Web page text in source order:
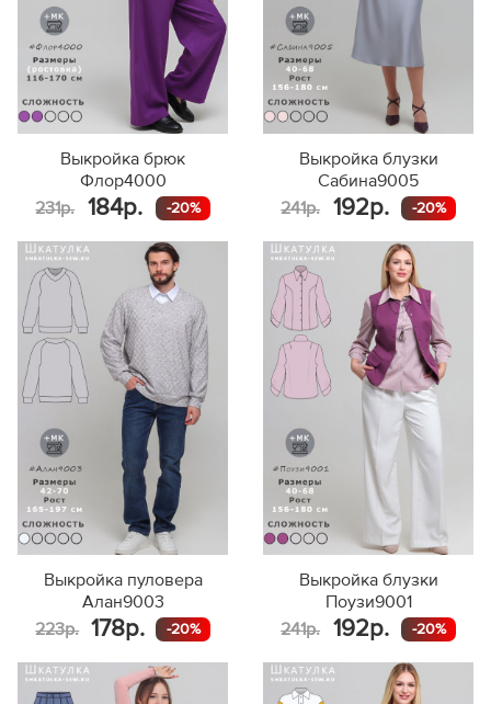
Выкройка брюк
Флор4000
231р.
184р. -20%
Выкройка блузки
Сабина9005
241р.
192р. -20%
Выкройка пуловера
Алан9003
223р.
178р. -20%
Выкройка блузки
Поузи9001
241р.
192р. -20%